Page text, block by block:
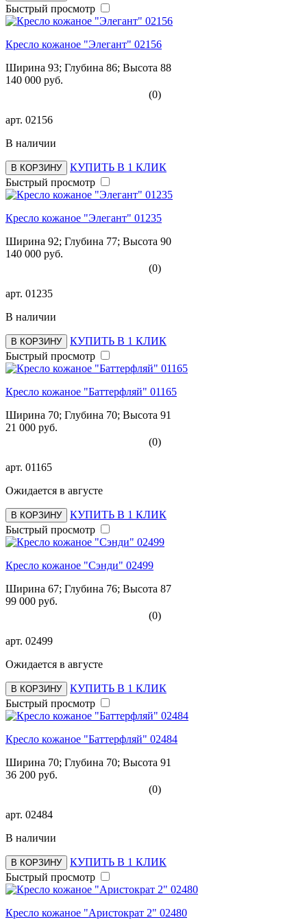
Быстрый просмотр
Кресло кожаное "Элегант" 02156
Ширина 93; Глубина 86; Высота 88
140 000 руб.
(0)
арт. 02156
В наличии
В КОРЗИНУ
КУПИТЬ В 1 КЛИК
Быстрый просмотр
Кресло кожаное "Элегант" 01235
Ширина 92; Глубина 77; Высота 90
140 000 руб.
(0)
арт. 01235
В наличии
В КОРЗИНУ
КУПИТЬ В 1 КЛИК
Быстрый просмотр
Кресло кожаное "Баттерфляй" 01165
Ширина 70; Глубина 70; Высота 91
21 000 руб.
(0)
арт. 01165
Ожидается в августе
В КОРЗИНУ
КУПИТЬ В 1 КЛИК
Быстрый просмотр
Кресло кожаное "Сэнди" 02499
Ширина 67; Глубина 76; Высота 87
99 000 руб.
(0)
арт. 02499
Ожидается в августе
В КОРЗИНУ
КУПИТЬ В 1 КЛИК
Быстрый просмотр
Кресло кожаное "Баттерфляй" 02484
Ширина 70; Глубина 70; Высота 91
36 200 руб.
(0)
арт. 02484
В наличии
В КОРЗИНУ
КУПИТЬ В 1 КЛИК
Быстрый просмотр
Кресло кожаное "Аристократ 2" 02480